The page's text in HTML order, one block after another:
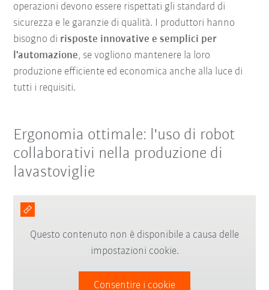
operazioni devono essere rispettati gli standard di
sicurezza e le garanzie di qualità. I produttori hanno
bisogno di risposte innovative e semplici per
l'automazione, se vogliono mantenere la loro
produzione efficiente ed economica anche alla luce di
tutti i requisiti.
Ergonomia ottimale: l'uso di robot
collaborativi nella produzione di
lavastoviglie
Questo contenuto non è disponibile a causa delle
impostazioni cookie.
Consentire i cookie